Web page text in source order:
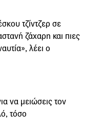
τζίντζερ σε
ζάχαρη και πιες
λέει o
να μειώσεις τον
τόσο